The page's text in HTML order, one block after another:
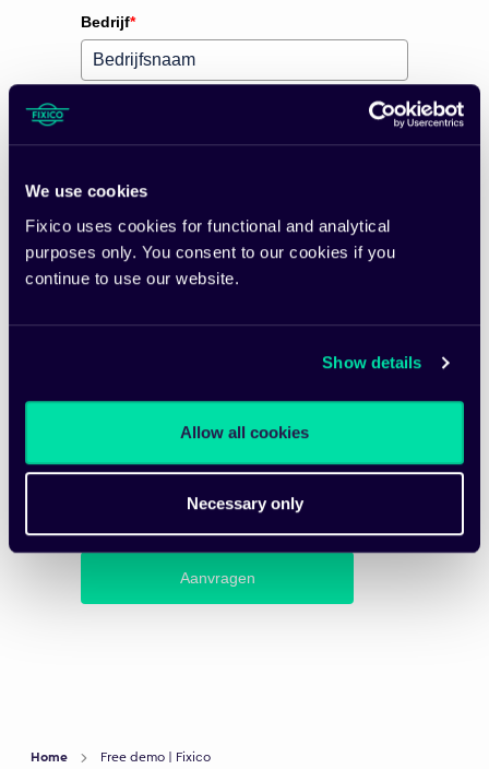
We use cookies
Fixico uses cookies for functional and analytical
purposes only. You consent to our cookies if you
continue to use our website.
Show details
Allow all cookies
Necessary only
+1
Bedrijf*
Bevestigen a.u.b.*
de informatie die u heeft ingevuld gebruiken
om u relevante content, product updates en/of
Aanvragen
Home Free demo | Fixico